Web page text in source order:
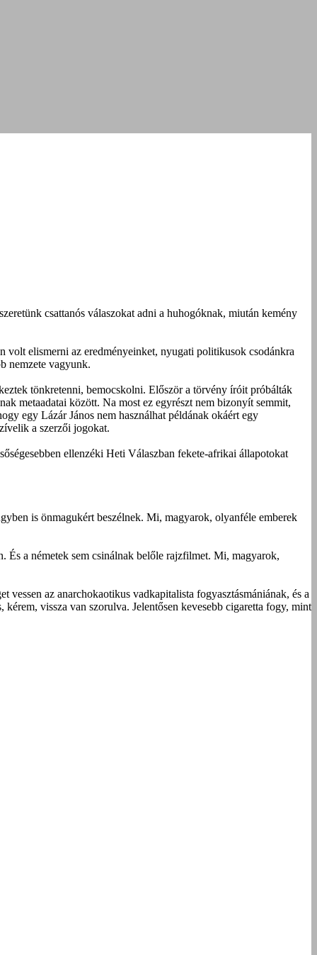
csattanós válaszokat adni a huhogóknak, miután kemény
volt elismerni az eredményeinket, nyugati politikusok csodánkra
nemzete vagyunk.
tönkretenni, bemocskolni. Először a törvény íróit próbálták
metaadatai között. Na most ez egyrészt nem bizonyít semmit,
egy Lázár János nem használhat példának okáért egy
a szerzői jogokat.
ellenzéki Heti Válaszban fekete-afrikai állapotokat
is önmagukért beszélnek. Mi, magyarok, olyanféle emberek
És a németek sem csinálnak belőle rajzfilmet. Mi, magyarok,
az anarchokaotikus vadkapitalista fogyasztásmániának, és a
vissza van szorulva. Jelentősen kevesebb cigaretta fogy, mint